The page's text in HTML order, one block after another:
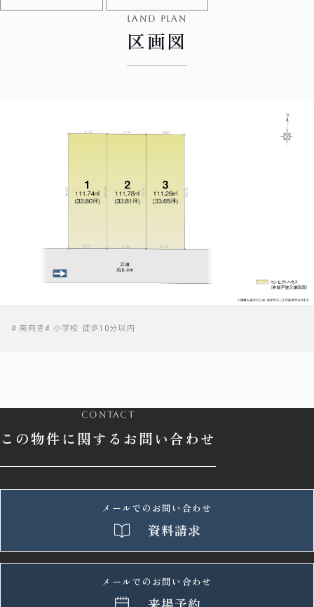
区画図
land plan
南向き 小学校 徒歩10分以内
この物件に関するお問い合わせ
contact
メールでのお問い合わせ
資料請求
メールでのお問い合わせ